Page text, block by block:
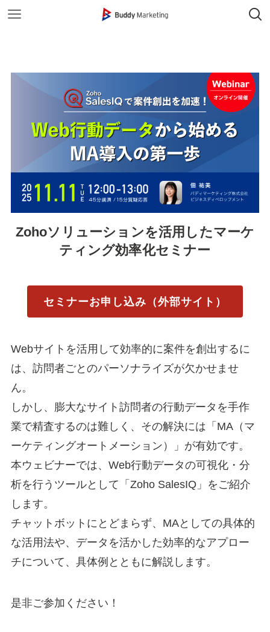
Zohoソリューションを活用したマーケ
ティング効率化セミナー
セミナーお申し込み（外部サイト）
Webサイトを活用して効率的に案件を創出するに
は、訪問者ごとのパーソナライズが欠かせませ
ん。
しかし、膨大なサイト訪問者の行動データを手作
業で精査するのは難しく、その解決には「MA（マ
ーケティングオートメーション）」が有効です。
本ウェビナーでは、Web行動データの可視化・分
析を行うツールとして「Zoho SalesIQ」をご紹介
します。
チャットボットにとどまらず、MAとしての具体的
な活用法や、データを活かした効率的なアプロー
チについて、具体例とともに解説します。
是非ご参加ください！